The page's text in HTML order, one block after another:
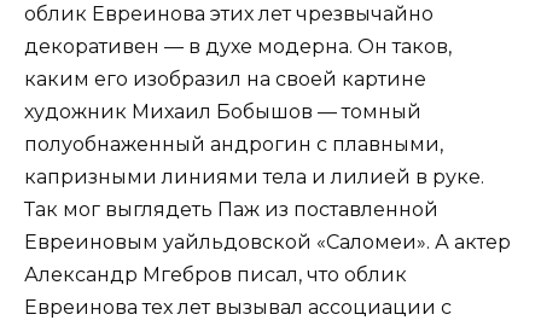
облик Евреинова этих лет чрезвычайно
декоративен — в духе модерна. Он таков,
каким его изобразил на своей картине
художник Михаил Бобышов — томный
полуобнаженный андрогин с плавными,
капризными линиями тела и лилией в руке.
Так мог выглядеть Паж из поставленной
Евреиновым уайльдовской «Саломеи». А актер
Александр Мгебров писал, что облик
Евреинова тех лет вызывал ассоциации с